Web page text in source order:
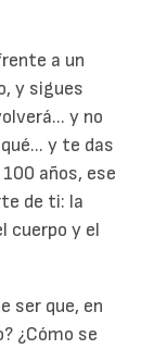
a un
y sigues
y no
y te das
años, ese
de ti: la
cuerpo y el
ser que, en
¿Cómo se